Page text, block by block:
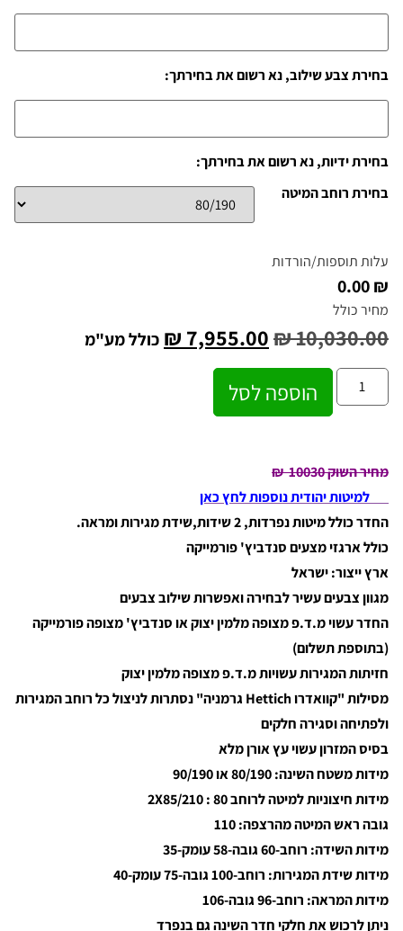
בחירת רוחב המיטה
בחירת צבע שילוב, נא רשום את בחירתך:
בחירת ידיות, נא רשום את בחירתך:
עלות תוספות/הורדות
₪ 0.00
מחיר כולל
₪10,030.00
₪ 7,955.00 כולל מע"מ
הוספה לסל
מחיר השוק 10030
₪
למיטות יהודית נוספות לחץ כאן
החדר כולל מיטות נפרדות, 2 שידות,שידת מגירות ומראה.
כולל ארגזי מצעים סנדביץ' פורמייקה
ארץ ייצור: ישראל
מגוון צבעים עשיר לבחירה ואפשרות שילוב צבעים
החדר עשוי מ.ד.פ מצופה מלמין יצוק או סנדביץ' מצופה פורמייקה
(בתוספת תשלום)
חזיתות המגירות עשויות מ.ד.פ מצופה מלמין יצוק
מסילות "קוואדרו Hettich גרמניה" נסתרות לניצול כל רוחב המגירות
ולפתיחה וסגירה חלקים
בסיס המזרון עשוי עץ אורן מלא
מידות משטח השינה: 80/190 או 90/190
מידות חיצוניות למיטה לרוחב 80 : 2X85/210
גובה ראש המיטה מהרצפה: 110
מידות השידה: רוחב-60 גובה-58 עומק-35
מידות שידת המגירות: רוחב-100 גובה-75 עומק-40
מידות המראה: רוחב-96 גובה-106
ניתן לרכוש את חלקי חדר השינה גם בנפרד